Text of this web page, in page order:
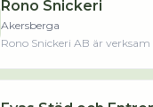
Rono Snickeri
Akersberga
Rono Snickeri AB är